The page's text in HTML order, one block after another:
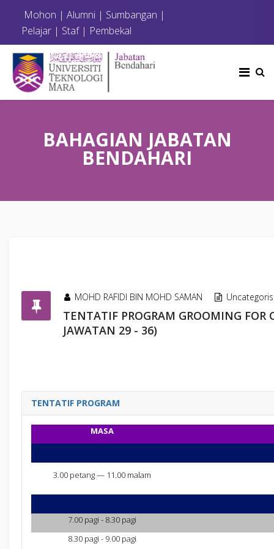
Mohon | Alumni | Sumbangan |
Pelajar | Staf| Pembekal
BAHAGIAN JABATAN
BENDAHARI
MOHD RAFIDI BIN MOHD SAMAN
TENTATIF PROGRAM GROOMING FOR
JAWATAN 29 - 36)
TENTATIF PROGRAM
MASA
3.00 petang — 11.00 malam
7.00 pagi - 8.30 pagi
8.30 pagi - 9.00 pagi